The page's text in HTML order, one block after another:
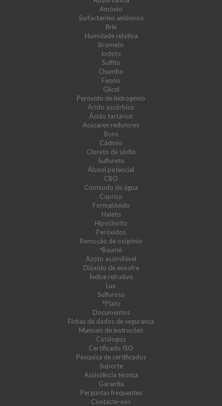
Amónio
Surfactantes aniónicos
Brix
Humidade relativa
Brometo
Iodeto
Sulfito
Chumbo
Fenóis
Glicol
Peróxido de hidrogénio
Ácido ascórbico
Ácido tartárico
Açúcares redutores
Boro
Cádmio
Cloreto de sódio
Sulfureto
Álcool potencial
CBO
Conteúdo de água
Cúprico
Formaldeído
Haleto
Hipoclorito
Peróxidos
Remoção de oxigénio
ºBaumé
Azoto assimilável
Dióxido de enxofre
Índice refrativo
Lux
Sulfuroso
°Plato
Documentos
Fichas de dados de segurança
Manuais de instruções
Catálogos
Certificado ISO
Pesquisa de certificados
Suporte
Assistência técnica
Garantia
Perguntas frequentes
Contacte-nos